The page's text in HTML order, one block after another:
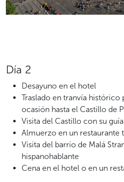
Día 2
Desayuno en el hotel
Traslado en tranvía histórico
ocasión hasta el Castillo de
Visita del Castillo con su
Almuerzo en un restaurante
Visita del barrio de Malá
hispanohablante
Cena en el hotel o en un